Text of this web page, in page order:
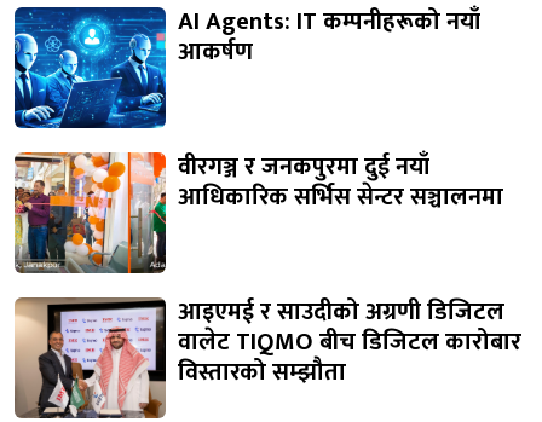
AI Agents: IT कम्पनीहरूको नयाँ
आकर्षण
वीरगञ्ज र जनकपुरमा दुई नयाँ
आधिकारिक सर्भिस सेन्टर सञ्चालनमा
आइएमई र साउदीको अग्रणी डिजिटल
वालेट TIQMO बीच डिजिटल कारोबार
विस्तारको सम्झौता